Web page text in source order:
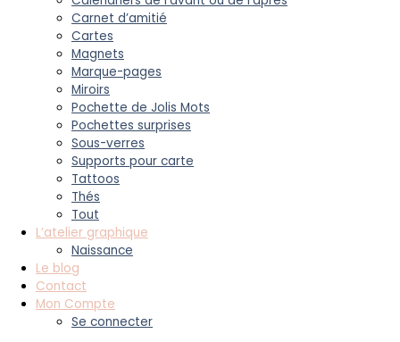
Carnet d’amitié
Cartes
Magnets
Marque-pages
Miroirs
Pochette de Jolis Mots
Pochettes surprises
Sous-verres
Supports pour carte
Tattoos
Thés
Tout
L’atelier graphique
Naissance
Le blog
Contact
Mon Compte
Se connecter